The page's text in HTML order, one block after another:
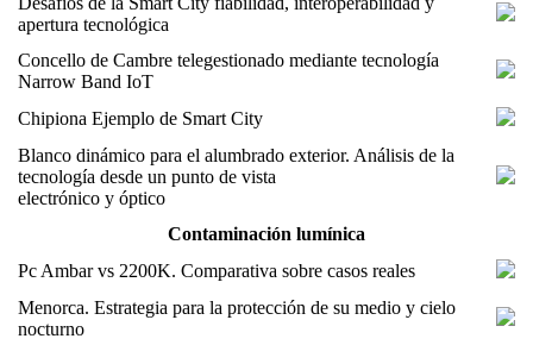
apertura tecnológica
Concello de Cambre telegestionado mediante tecnología
Narrow Band IoT
Chipiona Ejemplo de Smart City
Blanco dinámico para el alumbrado exterior. Análisis de la
tecnología desde un punto de vista
electrónico y óptico
Contaminación lumínica
Pc Ambar vs 2200K. Comparativa sobre casos reales
Menorca. Estrategia para la protección de su medio y cielo
nocturno